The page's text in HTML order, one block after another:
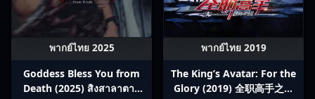
พากย์ไทย 2025
Goddess Bless You from
Death (2025) สิงสาลาตาย
พากย์ไทย 2019
The King’s Avatar: For the
Glory (2019) 全职高手之巅